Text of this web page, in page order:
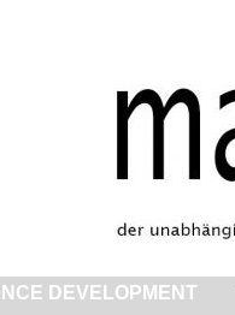
DEVELOPMENT